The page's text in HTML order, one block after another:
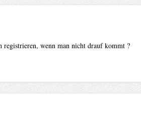
registrieren, wenn man nicht drauf kommt ?